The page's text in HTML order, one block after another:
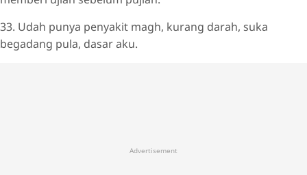
33. Udah punya penyakit magh, kurang darah, suka
begadang pula, dasar aku.
Advertisement